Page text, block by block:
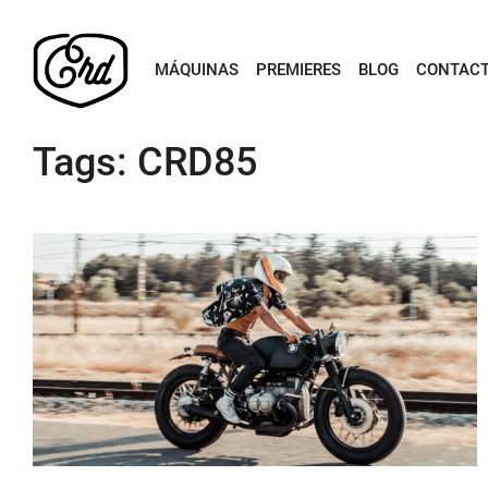
MÁQUINAS PREMIERES BLOG
Tags: CRD85